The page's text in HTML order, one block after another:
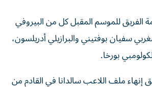
الفريق للموسم المقبل كل من البيروفي
سفيان بوفتيني والبرازيلي أدريلسون،
بورخا.
إنهاء ملف اللاعب سالدانا في القادم من